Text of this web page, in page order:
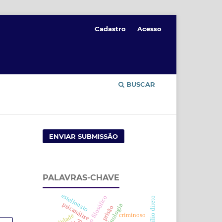
BUSCAR
Cadastro Acesso
ENVIAR SUBMISSÃO
PALAVRAS-CHAVE
criminoso
psicanálise auxílio direto
estelionato prisão